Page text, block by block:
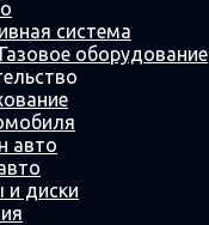
система
Газовое оборудование
авто
диски